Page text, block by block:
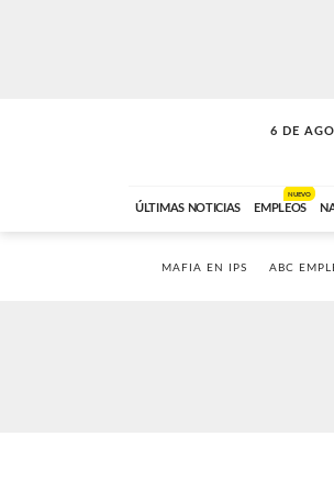
6 DE
SOLO
ÚLTIMAS NOTICIAS EMPLEOS
NUEVO
MAFIA EN IPS ABC